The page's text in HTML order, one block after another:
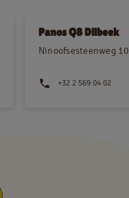
Panos Q8 Dilbeek
Ninoofsesteenweg
+32 2 569 04 02